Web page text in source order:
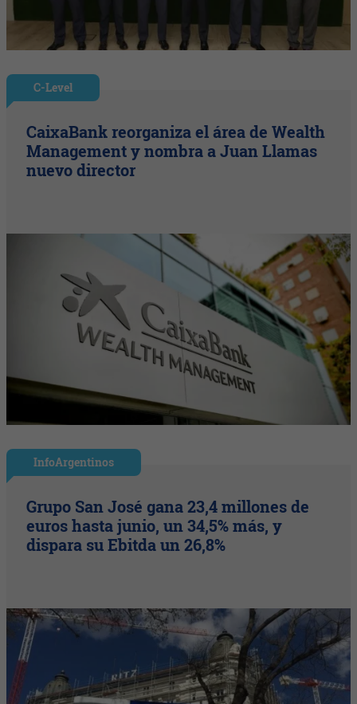
C-Level
CaixaBank reorganiza el área de Wealth
Management y nombra a Juan Llamas
nuevo director
InfoArgentinos
Grupo San José gana 23,4 millones de
euros hasta junio, un 34,5% más, y
dispara su Ebitda un 26,8%